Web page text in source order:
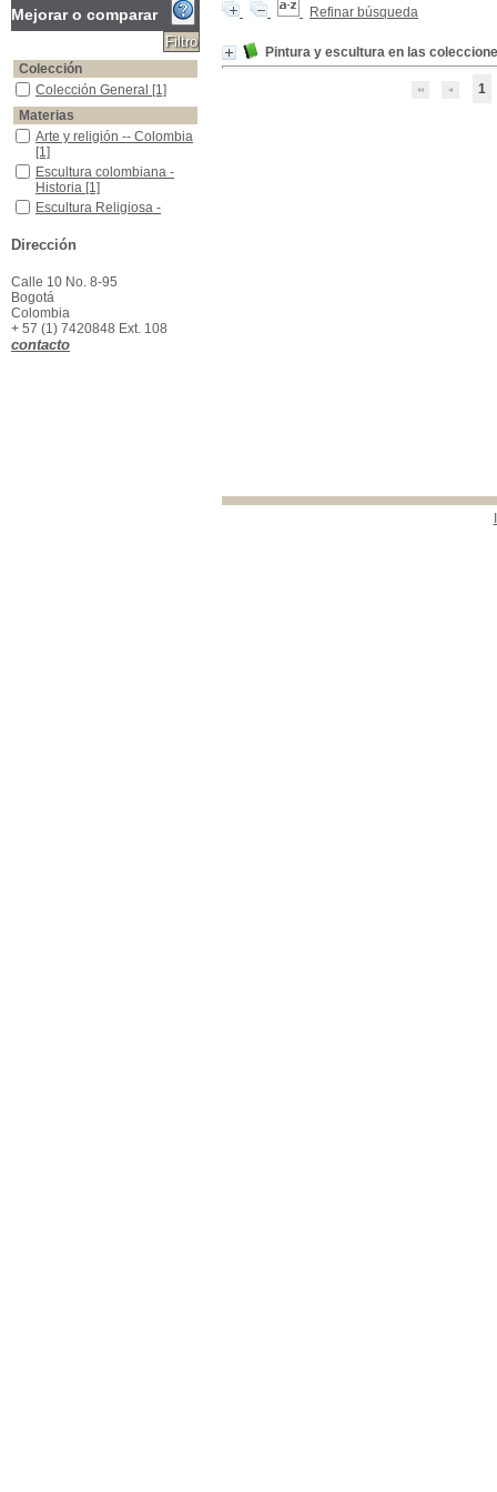
Refinar búsqueda
Pintura y escultura en las
1
Mejorar o comparar
Colección
Colección General
Colección General [1]
Materias
Arte y religión -- Colombia
Arte y religión -- Colombia
[1]
Escultura colombiana -Historia
Escultura colombiana -
Historia [1]
Escultura Religiosa -Catálogos
Escultura Religiosa -
Pintura -Colombia -Catálogos
Pintura -Colombia -
Pintura Religiosa -Historia - Colonia.
Pintura Religiosa -Historia
- Colonia.
Dirección
Calle 10 No. 8-95
Bogotá
Colombia
+ 57 (1) 7420848 Ext. 108
contacto